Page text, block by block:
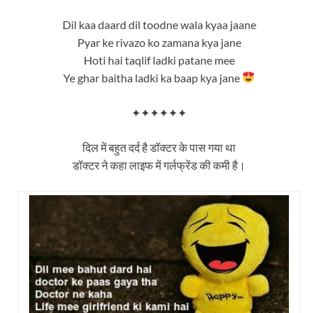
Dil kaa daard dil toodne wala kyaa jaane
Pyar ke rivazo ko zamana kya jane
Hoti hai taqlif ladki patane mee
Ye ghar baitha ladki ka baap kya jane
✦✦✦✦✦✦
दिल में बहुत दर्द है डॉक्टर के पास गया था
डॉक्टर ने कहा लाइफ में गर्लफ्रेंड की कमी है।